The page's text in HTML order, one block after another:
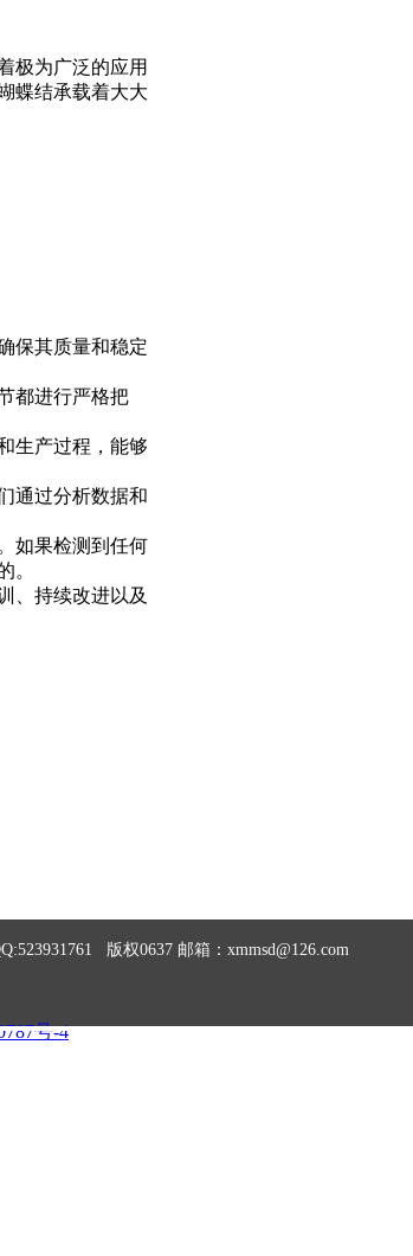
极为广泛的应用
蝶结承载着大大
保其质量和稳定
都进行严格把
生产过程，能够
通过分析数据和
如果检测到任何
。
、持续改进以及
版权0637 邮箱：xmmsd@126.com
号-4